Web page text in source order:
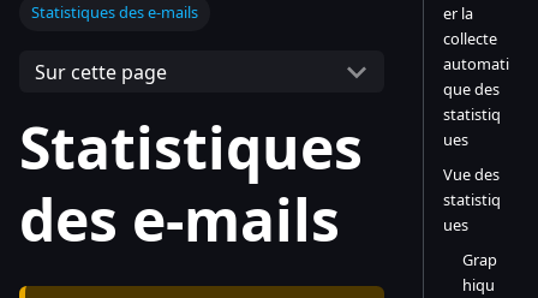
Statistiques des e-mails
Sur cette page
Statistiques
des e-mails
er la
collecte
automati
que des
statistiq
ues
Vue des
statistiq
ues
Grap
hiqu